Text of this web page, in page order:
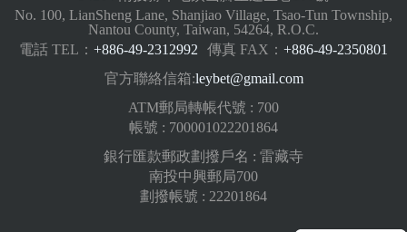
No. 100, LianSheng Lane, Shanjiao Village, Tsao-Tun Township,
Nantou County, Taiwan, 54264, R.O.C.
電話 TEL： +886-49-2312992 傳真 FAX： +886-49-2350801
官方聯絡信箱:leybet@gmail.com
ATM郵局轉帳代號 : 700
帳號 : 700001022201864
銀行匯款郵政劃撥戶名 : 雷藏寺
南投中興郵局700
劃撥帳號 : 22201864